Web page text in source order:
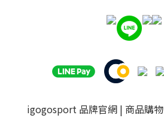
igogosport 品牌官網 | 商品購物